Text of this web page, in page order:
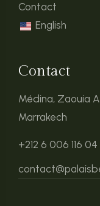
Contact
English
Contact
Médina, Zaouia
Marrakech
+212 6 006 116 04